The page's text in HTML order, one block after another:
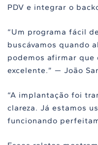
PDV e integrar o
“Um programa fácil
buscávamos quando
podemos afirmar que
excelente.” — João
“A implantação foi
clareza. Já estamos
funcionando